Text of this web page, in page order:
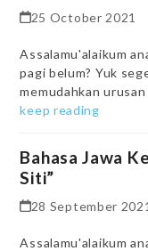
25 October 2021
Assalamu'alaikum
pagi belum? Yuk
memudahkan
keep reading
Bahasa Jawa
Siti”
28 September 2021
Assalamu'alaikum